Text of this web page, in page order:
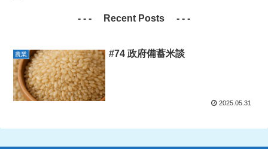
- - - Recent Posts - - -
農業 #74 政府備蓄米談
2025.05.31